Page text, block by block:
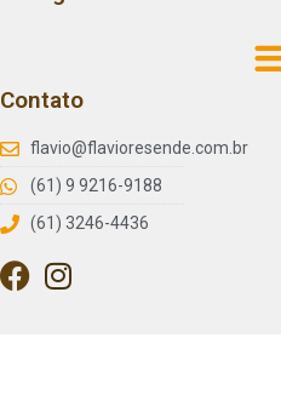
Contato
flavio@flavioresende.com.br
(61) 9 9216-9188
(61) 3246-4436